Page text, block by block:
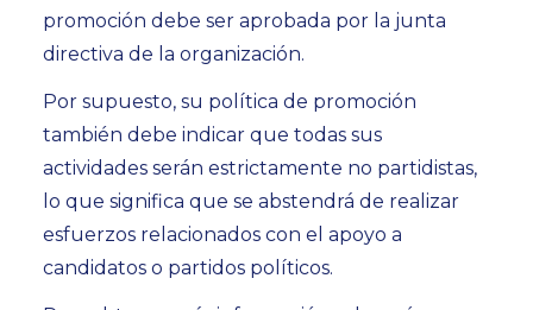
promoción debe ser aprobada por la junta
directiva de la organización.
Por supuesto, su política de promoción
también debe indicar que todas sus
actividades serán estrictamente no partidistas,
lo que significa que se abstendrá de realizar
esfuerzos relacionados con el apoyo a
candidatos o partidos políticos.